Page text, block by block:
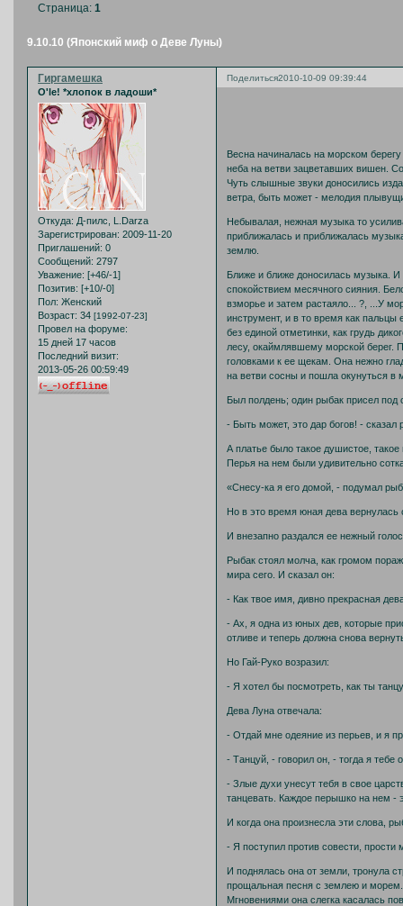
9.10.10 (Японский миф о Деве Луны)
Страница:1
Поделиться2010-10-09 09:39:44
Гиргамешка
O'le! *хлопок в ладоши*
Откуда: Д-пилс, L.Darza
Зарегистрирован: 2009-11-20
Приглашений: 0
Сообщений: 2797
Уважение: [+46/-1]
Позитив: [+10/-0]
Пол: Женский
Возраст: 34 [1992-07-23]
Провел на форуме:
15 дней 17 часов
Последний визит:
2013-05-26 00:59:49
Весна начиналась на морском
неба на ветви зацветавших вишен.
Чуть слышные звуки доносились
ветра, быть может - мелодия
Небывалая, нежная музыка то
приближалась и приближалась
землю.
Ближе и ближе доносилась музыка.
спокойствием месячного сияния.
взморье и затем растаяло... ?, ...У
инструмент, и в то время как
без единой отметинки, как грудь
лесу, окаймлявшему морской берег.
головками к ее щекам. Она нежно
на ветви сосны и пошла окунуться в
Был полдень; один рыбак присел под
- Быть может, это дар богов! - сказал
А платье было такое душистое,
Перья на нем были удивительно
«Снесу-ка я его домой, - подумал
Но в это время юная дева
И внезапно раздался ее нежный
Рыбак стоял молча, как громом
мира сего. И сказал он:
- Как твое имя, дивно прекрасная
- Ах, я одна из юных дев, которые
отливе и теперь должна снова
Но Гай-Руко возразил:
- Я хотел бы посмотреть, как ты
Дева Луна отвечала:
- Отдай мне одеяние из перьев, и я
- Танцуй, - говорил он, - тогда я
- Злые духи унесут тебя в свое
танцевать. Каждое перышко на нем -
И когда она произнесла эти слова,
- Я поступил против совести,
И поднялась она от земли, тронула
прощальная песня с землею и морем.
Мгновениями она слегка касалась